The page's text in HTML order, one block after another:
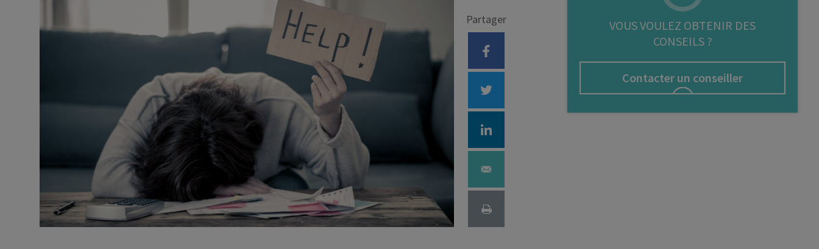
Conseils fiscalité d’entreprise
Déficit foncier
Loi Pinel
Anciens dispositifs
Investissement locatif
Partager
VOUS VOULEZ OBTENIR DES
CONSEILS ?
Contacter un conseiller